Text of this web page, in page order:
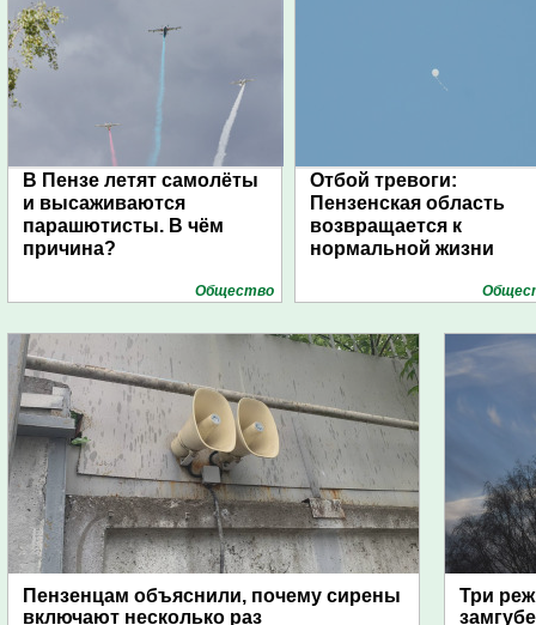
В Пензе летят самолёты
и высаживаются
парашютисты. В чём
причина?
Общество
Отбой тревоги:
Пензенская область
возвращается к
нормальной жизни
Пензенцам объяснили, почему сирены
включают несколько раз
Три